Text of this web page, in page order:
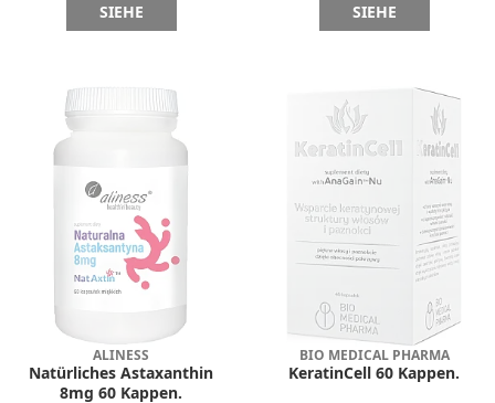
SIEHE SIEHE
ALINESS
Natürliches Astaxanthin
8mg 60 Kappen.
BIO MEDICAL PHARMA
KeratinCell 60 Kappen.